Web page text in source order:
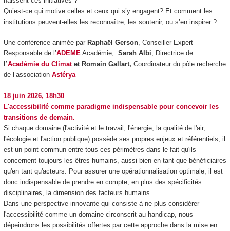
Qu’est-ce qui motive celles et ceux qui s’y engagent? Et comment les
institutions peuvent-elles les reconnaître, les soutenir, ou s’en inspirer ?
Une conférence animée par Raphaël Gerson, Conseiller Expert –
Responsable de l’ADEMEAcadémie, Sarah Albi, Directrice de
l’Académie du Climatet Romain Gallart, Coordinateur du pôle recherche
de l’association Astérya
18 juin 2026, 18h30
L'accessibilité comme paradigme indispensable pour concevoir les
transitions de demain.
Si chaque domaine (l'activité et le travail, l'énergie, la qualité de l'air,
l'écologie et l'action publique) possède ses propres enjeux et référentiels, il
est un point commun entre tous ces périmètres dans le fait qu'ils
concernent toujours les êtres humains, aussi bien en tant que bénéficiaires
qu'en tant qu'acteurs. Pour assurer une opérationnalisation optimale, il est
donc indispensable de prendre en compte, en plus des spécificités
disciplinaires, la dimension des facteurs humains.
Dans une perspective innovante qui consiste à ne plus considérer
l'accessibilité comme un domaine circonscrit au handicap, nous
dépeindrons les possibilités offertes par cette approche dans la mise en